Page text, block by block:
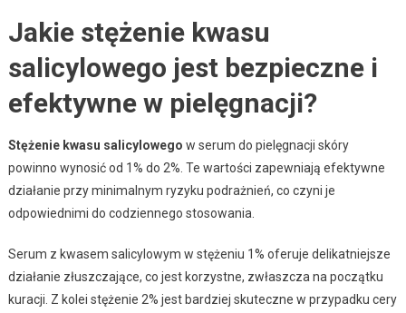
Jakie stężenie kwasu
salicylowego jest bezpieczne i
efektywne w pielęgnacji?
Stężenie kwasu salicylowego w serum do pielęgnacji skóry
powinno wynosić od 1% do 2%. Te wartości zapewniają efektywne
działanie przy minimalnym ryzyku podrażnień, co czyni je
odpowiednimi do codziennego stosowania.
Serum z kwasem salicylowym w stężeniu 1% oferuje delikatniejsze
działanie złuszczające, co jest korzystne, zwłaszcza na początku
kuracji. Z kolei stężenie 2% jest bardziej skuteczne w przypadku cery